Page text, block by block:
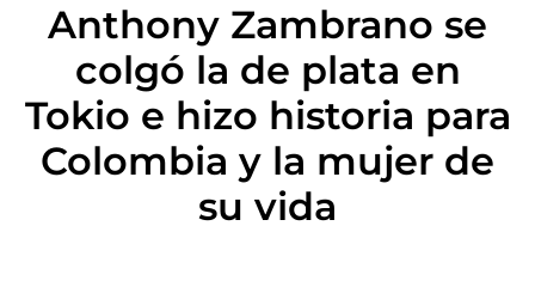
Anthony Zambrano se
colgó la de plata en
Tokio e hizo historia para
Colombia y la mujer de
su vida